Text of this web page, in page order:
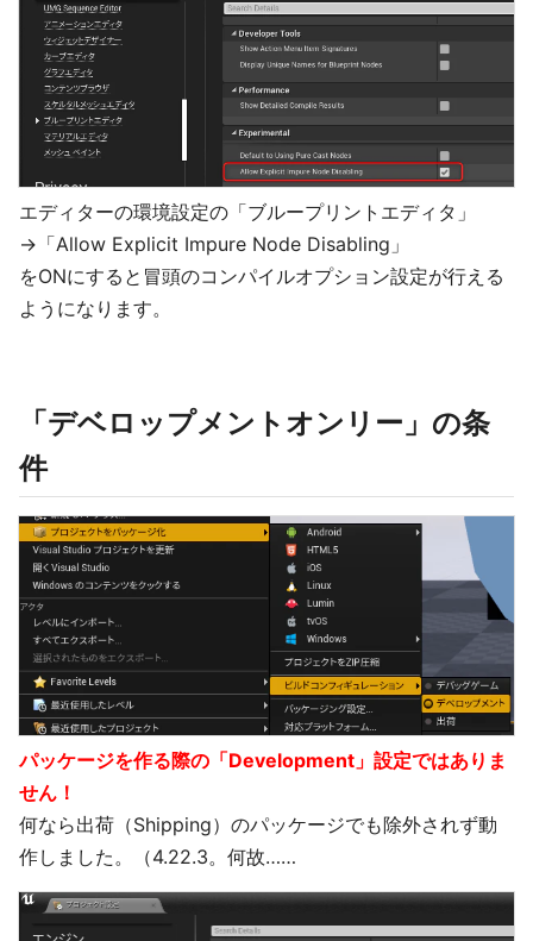
エディターの環境設定の「ブループリントエディタ」
→「Allow Explicit Impure Node Disabling」
をONにすると冒頭のコンパイルオプション設定が行える
ようになります。
「デベロップメントオンリー」の条
件
パッケージを作る際の「Development」設定ではありま
せん！
何なら出荷（Shipping）のパッケージでも除外されず動
作しました。（4.22.3。何故……